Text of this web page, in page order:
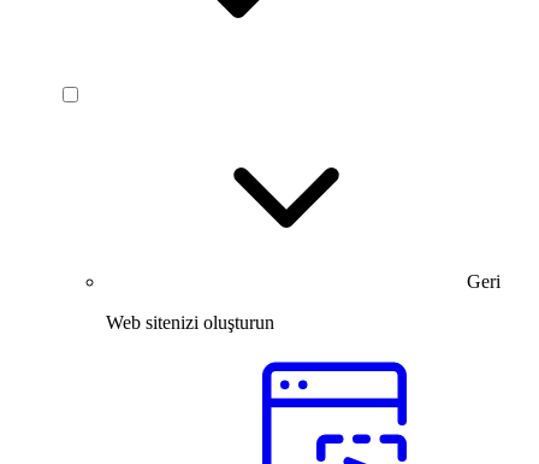
Geri
Web sitenizi oluşturun